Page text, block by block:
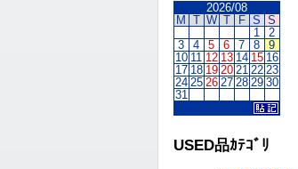
2026/08
M
T W T F S S
1
2
3
4 5 6 7 8
9
10 11 12 13 14 15 16
17 18 19 20 21 22 23
24 25 26 27 28 29 30
31
USED品ｶﾃｺﾞﾘ